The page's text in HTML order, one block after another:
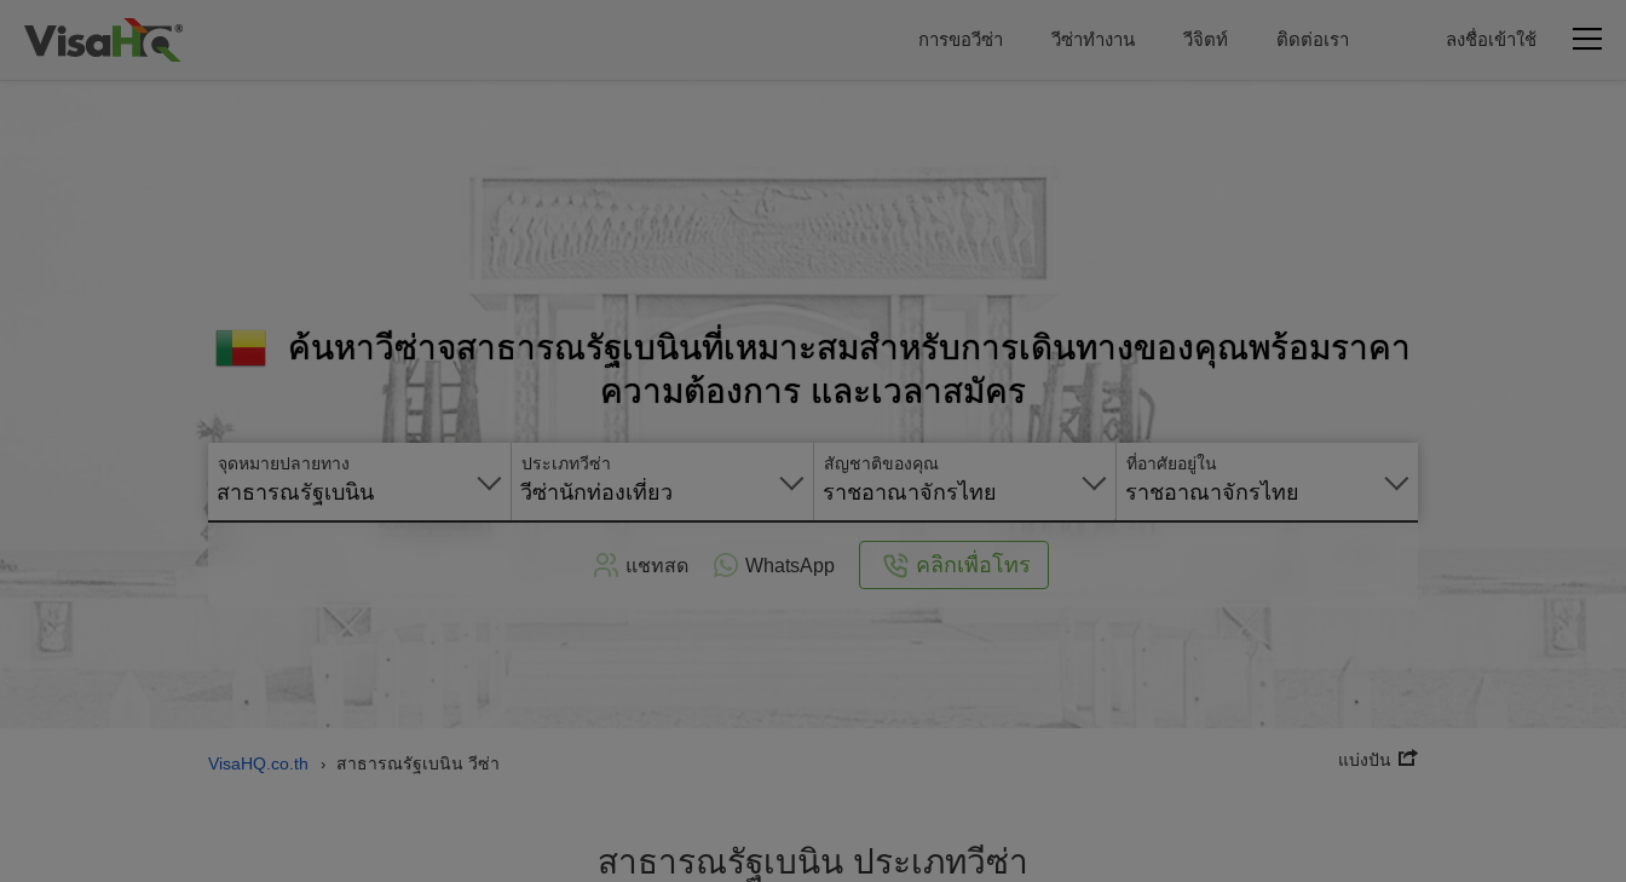
การขอวีซ่า วีซ่าทำงาน วีจิตท์ ติดต่อเรา ลงชื่อเข้าใช้
ค้นหาวีซ่าจสาธารณรัฐเบนินที่เหมาะสมสำหรับการเดินทางของคุณพร้อมราคา
ความต้องการ และเวลาสมัคร
จุดหมายปลายทาง
สาธารณรัฐเบนิน
ประเภทวีซ่า
วีซ่านักท่องเที่ยว
สัญชาติของคุณ
ราชอาณาจักรไทย
ที่อาศัยอยู่ใน
ราชอาณาจักรไทย
แชทสด WhatsApp คลิกเพื่อโทร
VisaHQ.co.th › สาธารณรัฐเบนิน วีซ่า แบ่งปัน
สาธารณรัฐเบนิน ประเภทวีซ่า